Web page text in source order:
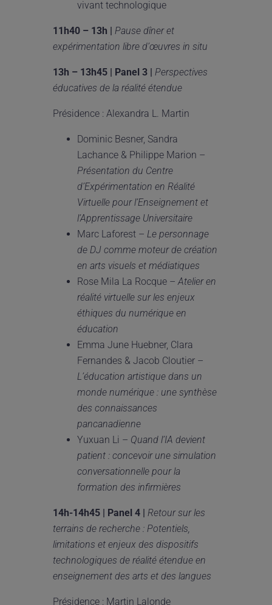
vivant technologique
11h40 – 13h | Pause dîner et
expérimentation libre d’œuvres in situ
13h –13h45 | Panel 3 | Perspectives
éducatives de la réalitéétendue
Présidence : Alexandra L. Martin
Dominic Besner, Sandra
Lachance & Philippe Marion –
Présentation du Centre
d’Expérimentation en Réalité
Virtuelle pour l’Enseignement et
l’Apprentissage Universitaire
Marc Laforest – Le personnage
de DJ comme moteur de création
en arts visuels et médiatiques
Rose Mila La Rocque –Atelier en
réalité virtuelle sur les enjeux
éthiques du numérique en
éducation
Emma June Huebner, Clara
Fernandes & Jacob Cloutier –
L’éducation artistique dans un
monde numérique : une synthèse
des connaissances
pancanadienne
Yuxuan Li – Quand l’IA devient
patient : concevoir une simulation
conversationnelle pour la
formation des infirmières
14h-14h45 | Panel 4 | Retour sur les
terrains de recherche : Potentiels,
limitations et enjeux des dispositifs
technologiques de réalité étendue en
enseignement des arts et des langues
Présidence : Martin Lalonde